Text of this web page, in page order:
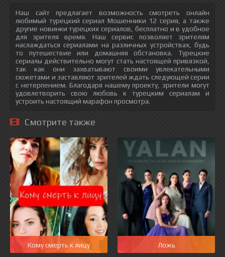
Наш сайт предлагает возможность смотреть онлайн
любимый турецкий сериал Мошенники 12 серия, а также
другие новинки турецких сериалов, бесплатно и в удобное
для зрителя время. Наш сервис позволяет зрителям
наслаждаться сериалами на различных устройствах, будь
то путешествие или домашняя обстановка. Турецкие
сериалы действительно могут стать настоящей привязкой,
так как они захватывают своими увлекательными
сюжетами и заставляют зрителей ждать следующей серии
с нетерпением. Благодаря нашему проекту, зрители могут
удовлетворить свою любовь к турецким сериалам и
устроить настоящий марафон просмотра.
Смотрите также
Кому смерть к лицу Ложь